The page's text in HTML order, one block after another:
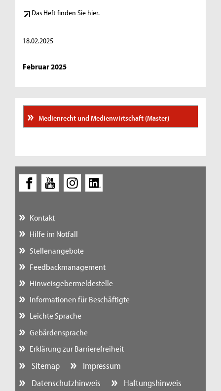
Das Heft finden Sie hier.
18.02.2025
Februar 2025
Medienrecht und Medienwirtschaft (Master)
Kontakt
Hilfe im Notfall
Stellenangebote
Feedbackmanagement
Hinweisgebermeldestelle
Informationen für Beschäftigte
Leichte Sprache
Gebärdensprache
Erklärung zur Barrierefreiheit
Sitemap
Impressum
Datenschutzhinweis
Haftungshinweis